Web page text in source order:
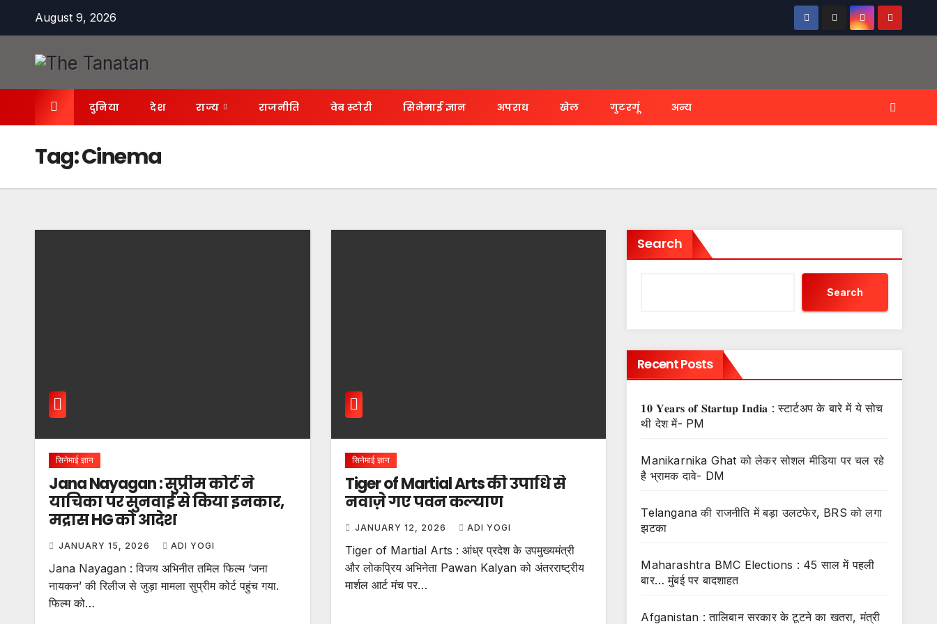
content
August 9, 2026
दुनिया देश राज्य राजनीति वेब स्टोरी सिनेमाई ज्ञान अपराध खेल गुटरगूं अन्य
Tag:Cinema
सिनेमाई ज्ञान
Jana Nayagan : सुप्रीम कोर्ट ने
याचिका पर सुनवाई से किया इनकार,
मद्रास HG को आदेश
JANUARY 15, 2026 ADI YOGI
Jana Nayagan : विजय अभिनीत तमिल फिल्म ‘जना
नायकन’ की रिलीज से जुड़ा मामला सुप्रीम कोर्ट पहुंच गया.
फिल्म को…
सिनेमाई ज्ञान
Tiger of Martial Arts की उपाधि से
नवाज़े गए पवन कल्याण
JANUARY 12, 2026 ADI YOGI
Tiger of Martial Arts : आंध्र प्रदेश के उपमुख्यमंत्री
और लोकप्रिय अभिनेता Pawan Kalyan को अंतरराष्ट्रीय
मार्शल आर्ट मंच पर…
Search
Search
Recent Posts
𝟏𝟎 𝐘𝐞𝐚𝐫𝐬 𝐨𝐟 𝐒𝐭𝐚𝐫𝐭𝐮𝐩 𝐈𝐧𝐝𝐢𝐚 : स्टार्टअप के बारे में ये सोच
थी देश में- PM
Manikarnika Ghat को लेकर सोशल मीडिया पर चल रहे
है भ्रामक दावे- DM
Telangana की राजनीति में बड़ा उलटफेर, BRS को लगा
झटका
Maharashtra BMC Elections : 45 साल में पहली
बार… मुंबई पर बादशाहत
Afganistan : तालिबान सरकार के टूटने का खतरा, मंत्री